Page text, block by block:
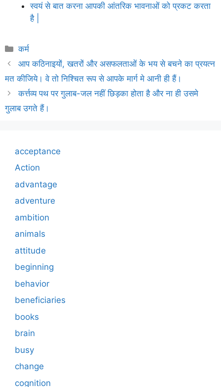
स्वयं से बात करना आपकी आंतरिक भावनाओं को प्रकट करता
है |
Categories
कर्म
आप कठिनाइयों, खतरों और असफलताओं के भय से बचने का प्रयत्न
मत कीजिये। वे तो निश्चित रूप से आपके मार्ग मे आनी ही हैं।
कर्त्तव्य पथ पर गुलाब-जल नहीं छिड़का होता है और ना ही उसमे
गुलाब उगते हैं।
acceptance
Action
advantage
adventure
ambition
animals
attitude
beginning
behavior
beneficiaries
books
brain
busy
change
cognition